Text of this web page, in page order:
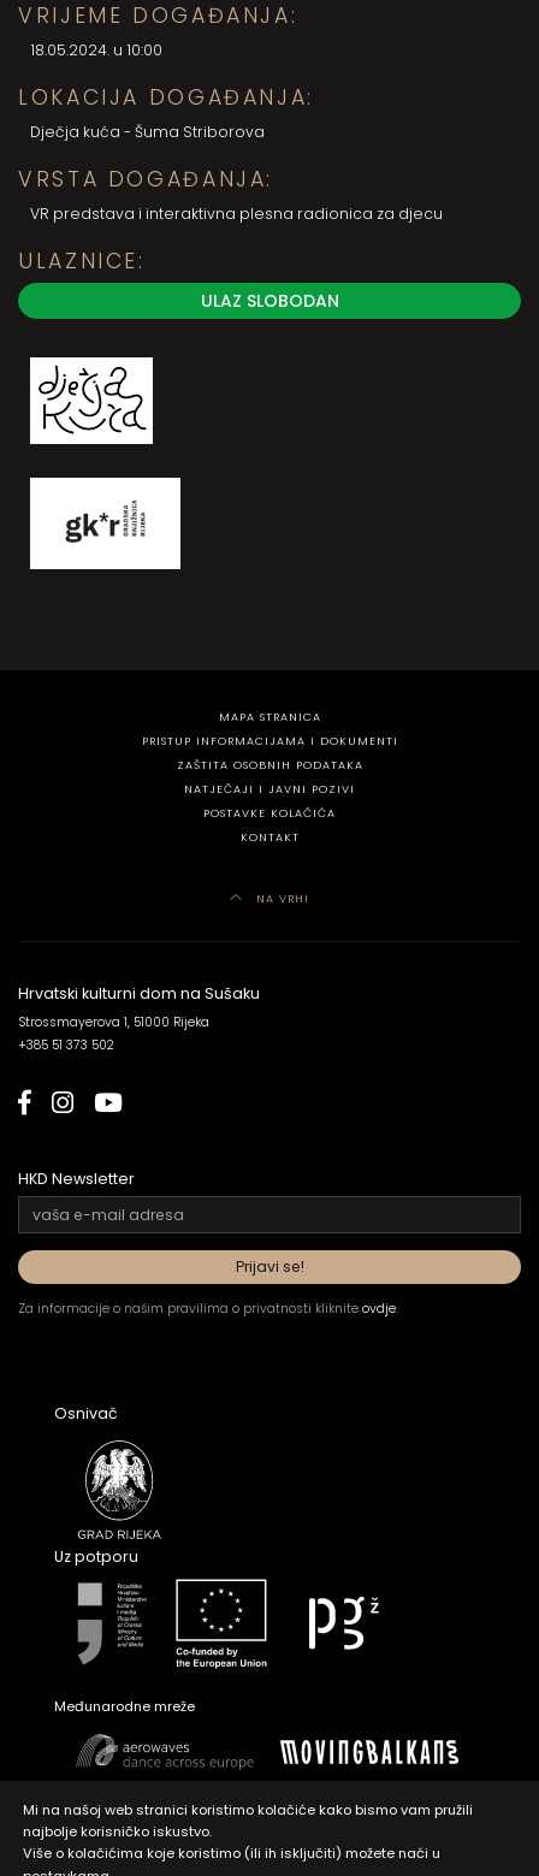
VRIJEME DOGAĐANJA:
18.05.2024. u 10:00
LOKACIJA DOGAĐANJA:
Dječja kuća - Šuma Striborova
VRSTA DOGAĐANJA:
VR predstava i interaktivna plesna radionica za djecu
ULAZNICE:
ULAZ SLOBODAN
MAPA STRANICA
PRISTUP INFORMACIJAMA I DOKUMENTI
ZAŠTITA OSOBNIH PODATAKA
NATJEČAJI I JAVNI POZIVI
POSTAVKE KOLAČIĆA
KONTAKT
NA VRH!
Hrvatski kulturni dom na Sušaku
Strossmayerova 1, 51000 Rijeka
+385 51 373 502
HKD Newsletter
Za informacije o našim pravilima o privatnosti kliknite ovdje.
Osnivač
Uz potporu
Međunarodne mreže
Mi na našoj web stranici koristimo kolačiće kako bismo vam pružili
najbolje korisničko iskustvo.
Više o kolačićima koje koristimo (ili ih isključiti) možete naći u